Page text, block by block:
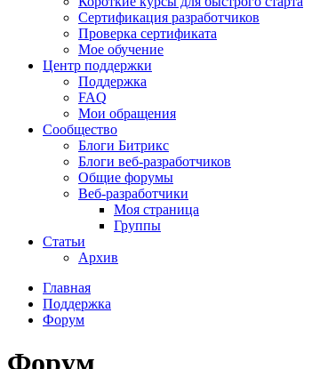
Сертификация разработчиков
Проверка сертификата
Мое обучение
Центр поддержки
Поддержка
FAQ
Мои обращения
Сообщество
Блоги Битрикс
Блоги веб-разработчиков
Общие форумы
Веб-разработчики
Моя страница
Группы
Статьи
Архив
Главная
Поддержка
Форум